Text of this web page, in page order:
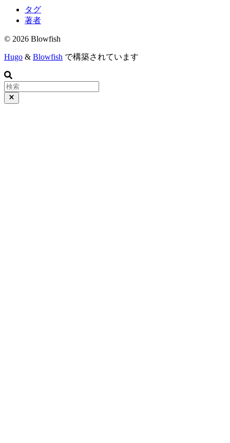
タグ
著者
© 2026 Blowfish
Hugo & Blowfish で構築されています